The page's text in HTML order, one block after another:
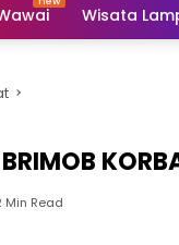
Wisata
Min Read